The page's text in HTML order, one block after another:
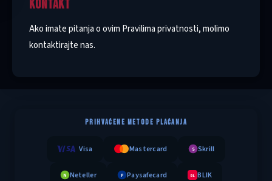
KONTAKT
Ako imate pitanja o ovim Pravilima privatnosti, molimo
kontaktirajte nas.
PRIHVAĆENE METODE PLAĆANJA
Visa Mastercard S Skrill
N Neteller P Paysafecard BL BLIK